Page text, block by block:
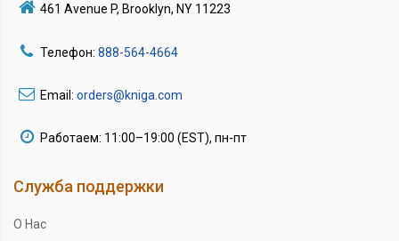
461 Avenue P, Brooklyn, NY 11223
Телефон: 888-564-4664
Email: orders@kniga.com
Работаем: 11:00–19:00 (EST), пн-пт
Служба поддержки
О Нас